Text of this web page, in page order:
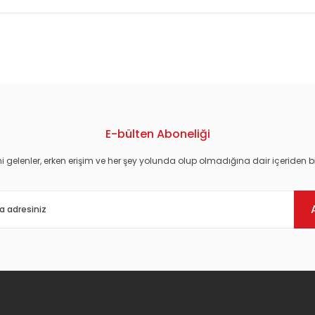
E-bülten Aboneliği
gelenler, erken erişim ve her şey yolunda olup olmadığına dair içeriden